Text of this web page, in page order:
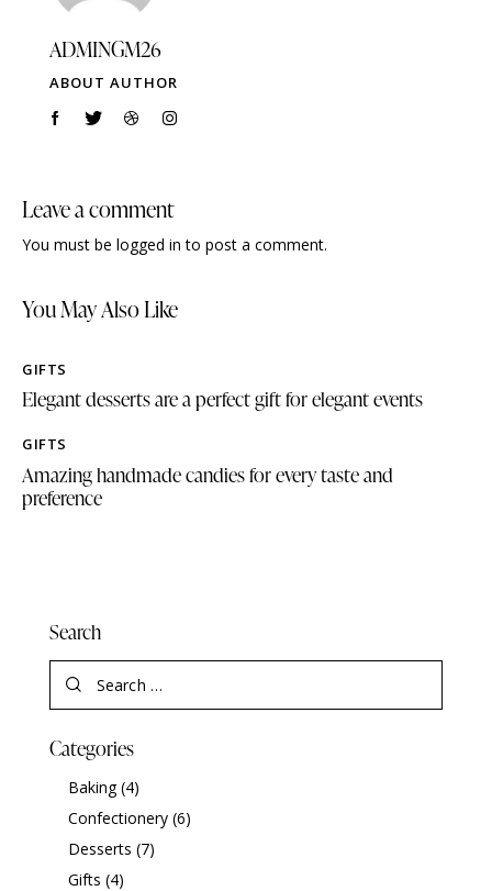
ADMINGM26
ABOUT AUTHOR
Leave a comment
You must be logged in to post a comment.
You May Also Like
GIFTS
Elegant desserts are a perfect gift for elegant events
GIFTS
Amazing handmade candies for every taste and
preference
Search
Categories
Baking(4)
Confectionery(6)
Desserts (7)
Gifts (4)